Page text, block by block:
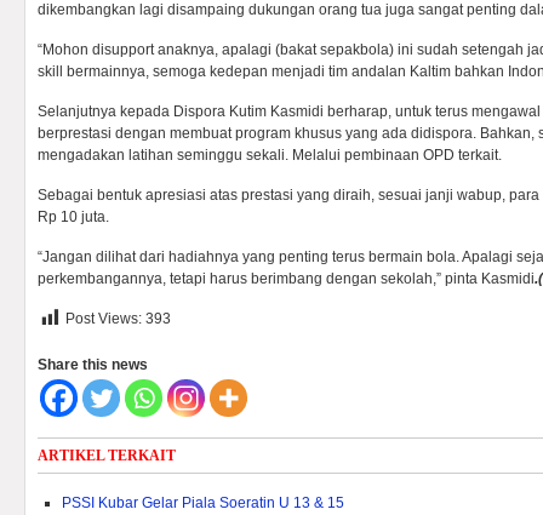
dikembangkan lagi disampaing dukungan orang tua juga sangat penting
“Mohon disupport anaknya, apalagi (bakat sepakbola) ini sudah setengah
skill bermainnya, semoga kedepan menjadi tim andalan Kaltim bahkan
Selanjutnya kepada Dispora Kutim Kasmidi berharap, untuk terus
berprestasi dengan membuat program khusus yang ada didispora. Bahkan,
mengadakan latihan seminggu sekali. Melalui pembinaan OPD terkait.
Sebagai bentuk apresiasi atas prestasi yang diraih, sesuai janji wabup,
Rp 10 juta.
“Jangan dilihat dari hadiahnya yang penting terus bermain bola. Apalagi
perkembangannya, tetapi harus berimbang dengan sekolah,” pinta Kasmidi
Post Views: 393
Share this news
ARTIKEL TERKAIT
PSSI Kubar Gelar Piala Soeratin U 13 & 15